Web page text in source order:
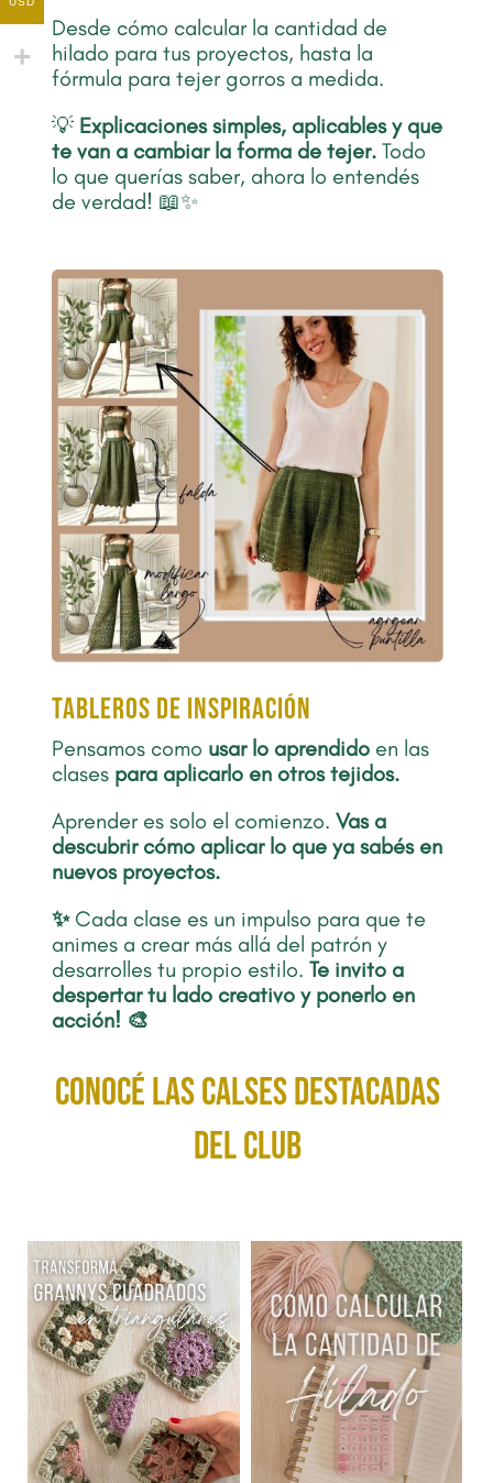
Desde cómo calcular la cantidad de
hilado para tus proyectos, hasta la
fórmula para tejer gorros a medida.
💡 Explicaciones simples, aplicables y que
te van a cambiar la forma de tejer.Todo
lo que querías saber, ahora lo entendés
de verdad! 📖✨
TABLEROS DE INSPIRACIÓN
Pensamos como usar lo aprendido en las
clases para aplicarlo en otros tejidos.
Aprender es solo el comienzo. Vas a
descubrir cómo aplicar lo que ya sabés en
nuevos proyectos.
✨Cada clase es un impulso para que te
animes a crear más allá del patrón y
desarrolles tu propio estilo. Te invito a
despertar tu lado creativo y ponerlo en
acción! 🎨
conocé las calses destacadas
del club